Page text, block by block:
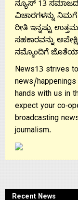
ನ್ಯೂಸ್ 13 ಸಮಾಜದ
ವಿಚಾರಗಳನ್ನು
ರೀತಿ ಇನ್ನಷ್ಟು
ಸಹಕಾರವನ್ನು
ನಮ್ಮೊಂದಿಗೆ
News13 strives
news/
hands with us in
expect your co-
broadcasting
journalism.
Recent News